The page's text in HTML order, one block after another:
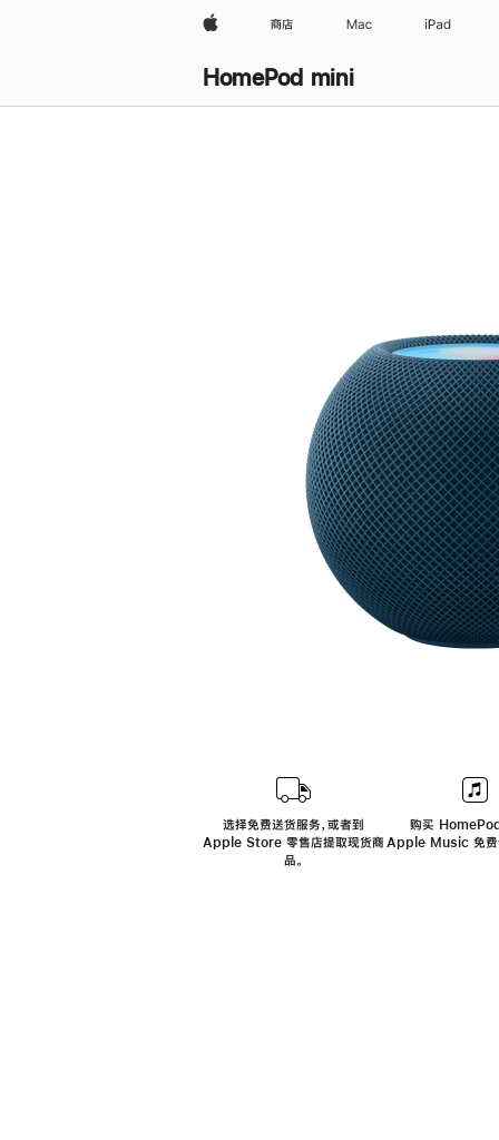
Apple 商店 Mac iPad
HomePod mini
选择免费送货服务，或者到
Apple Store 零售店提取现货商
品。
购买
Apple Music 免费